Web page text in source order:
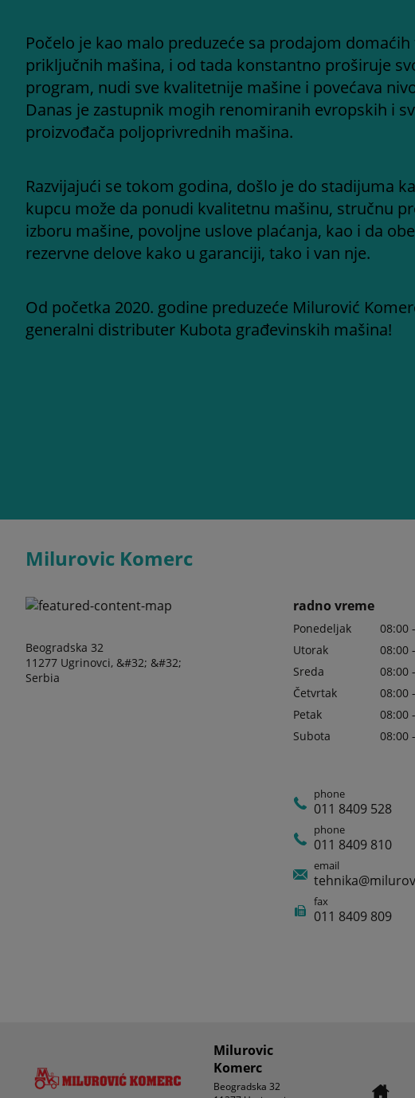
Počelo je kao malo preduzeće sa prodajom
priključnih mašina, i od tada konstantno proširuje
program, nudi sve kvalitetnije mašine i povećava
Danas je zastupnik mogih renomiranih evropskih i
proizvođača poljoprivrednih mašina.
Razvijajući se tokom godina, došlo je do stadijuma
kupcu može da ponudi kvalitetnu mašinu, stručnu
izboru mašine, povoljne uslove plaćanja, kao i da
rezervne delove kako u garanciji, tako i van nje.
Od početka 2020. godine preduzeće Milurović
generalni distributer Kubota građevinskih mašina!
Milurovic Komerc
Beogradska 32
11277 Ugrinovci, &#32; &#32;
Serbia
radno vreme
Ponedeljak
08:00
Utorak
08:00
Sreda
08:00
Četvrtak
08:00
Petak
08:00
Subota
08:00
phone
011 8409 528
phone
011 8409 810
email
fax
011 8409 809
Milurovic
Komerc
Beogradska 32